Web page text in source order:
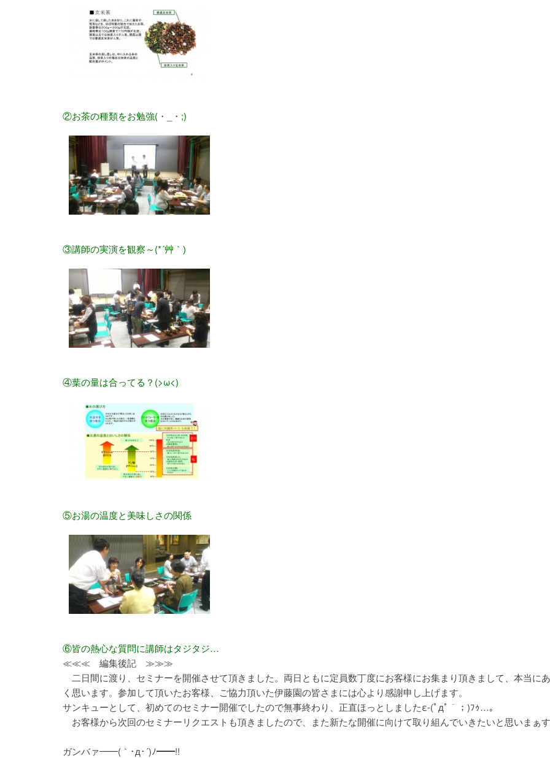
②お茶の種類をお勉強(・_・;)
③講師の実演を観察～(*´艸｀)
④葉の量は合ってる？(>ω<)
⑤お湯の温度と美味しさの関係
⑥皆の熱心な質問に講師はタジタジ…
≪≪≪ 編集後記 ≫≫≫
二日間に渡り、セミナーを開催させて頂きました。両日ともに定員数丁度にお客様にお集まり頂きまして、本当に
く思います。参加して頂いたお客様、ご協力頂いた伊藤園の皆さまには心より感謝申し上げます。
サンキューとして、初めてのセミナー開催でしたので無事終わり、正直ほっとしましたε-(ﾟдﾟ｀；)ﾌｩ…。
お客様から次回のセミナーリクエストも頂きましたので、また新たな開催に向けて取り組んでいきたいと思いまぁす
ガンバァ━━(｀･д･´)ﾉ━━!!